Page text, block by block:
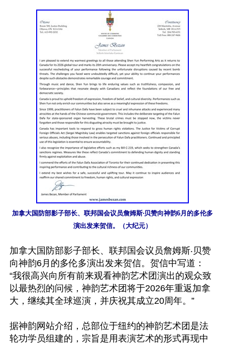
加拿大国防部影子部长、联邦国会议员詹姆斯‧贝赞向神韵6月的多伦多
演出发来贺信。（大纪元）
加拿大国防部影子部长、联邦国会议员詹姆斯‧贝赞
向神韵6月的多伦多演出发来贺信。贺信中写道：
“我很高兴向所有前来观看神韵艺术团演出的观众致
以最热烈的问候，神韵艺术团将于2026年重返加拿
大，继续其全球巡演，并庆祝其成立20周年。”
据神韵网站介绍，总部位于纽约的神韵艺术团是法
轮功学员组建的，宗旨是用表演艺术的形式再现中